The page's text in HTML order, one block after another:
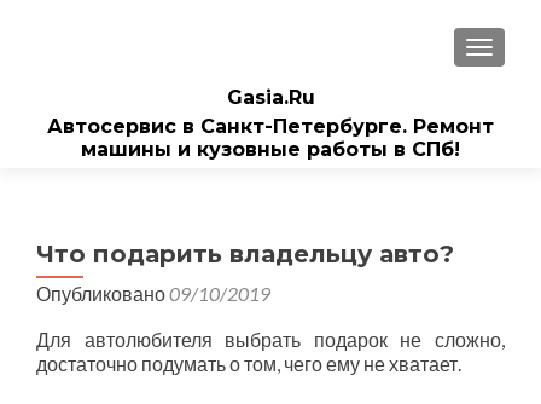
Gasia.Ru
Автосервис в Санкт-Петербурге. Ремонт
машины и кузовные работы в СПб!
Что подарить владельцу авто?
Опубликовано09/10/2019
Для автолюбителя выбрать подарок не сложно,
достаточно подумать о том, чего ему не хватает.